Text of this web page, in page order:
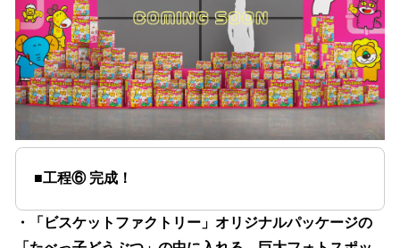
■工程⑥ 完成！
・「ビスケットファクトリー」オリジナルパッケージの